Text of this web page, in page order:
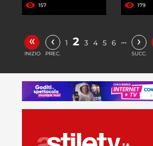
157 179
«
INIZIO
‹
PREC.
1 2 3 4 5 6 … ›
SUCC.